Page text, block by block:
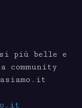
più belle e
community